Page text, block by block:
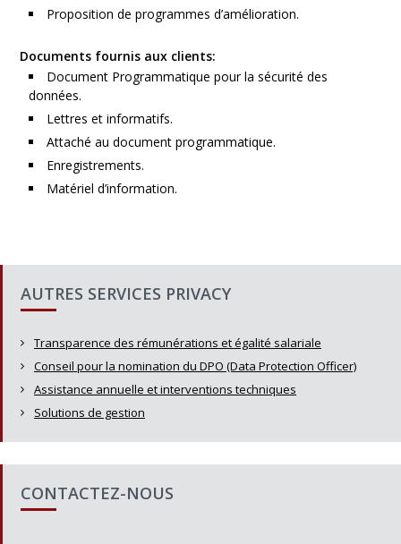
Proposition de programmes d’amélioration.
Documents fournis aux clients:
Document Programmatique pour la sécurité des
données.
Lettres et informatifs.
Attaché au document programmatique.
Enregistrements.
Matériel d’information.
AUTRES SERVICES PRIVACY
Transparence des rémunérations et égalité salariale
Conseil pour la nomination du DPO (Data Protection Officer)
Assistance annuelle et interventions techniques
Solutions de gestion
CONTACTEZ-NOUS